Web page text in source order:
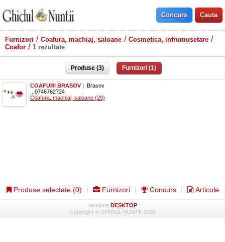
Furnizori Coafura, machiaj, saloane
Cosmetica, infrumusetare
Coafor
1 rezultate
Produse (3) Furnizori (1)
COAFURI BRASOV
Brasov
0746762724
Coafura, machiaj, saloane (29)
Produse selectate (0) Furnizori Concurs Articole
Versiune DESKTOP
Copyright © GHIDUL NUNTII 2026